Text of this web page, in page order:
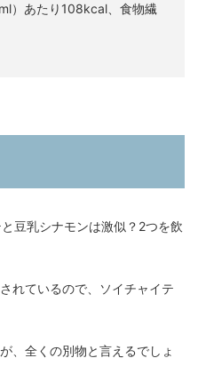
）あたり108kcal、食物繊
れているので、ソイチャイテ
、全くの別物と言えるでしょ